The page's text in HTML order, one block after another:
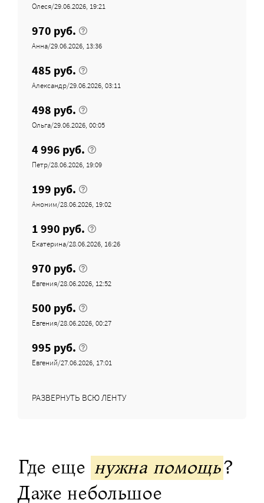
Олеся/29.06.2026, 19:21
970 руб.
Анна/29.06.2026, 13:36
485 руб.
Александр/29.06.2026, 03:11
498 руб.
Ольга/29.06.2026, 00:05
4 996 руб.
Петр/28.06.2026, 19:09
199 руб.
Аноним/28.06.2026, 19:02
1 990 руб.
Екатерина/28.06.2026, 16:26
970 руб.
Евгения/28.06.2026, 12:52
500 руб.
Евгения/28.06.2026, 00:27
995 руб.
Евгений/27.06.2026, 17:01
РАЗВЕРНУТЬ ВСЮ ЛЕНТУ
Где еще нужна помощь?
Даже небольшое